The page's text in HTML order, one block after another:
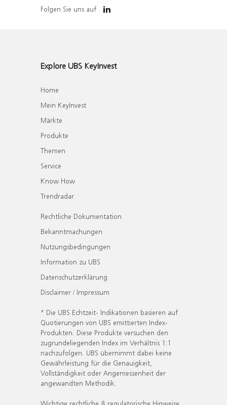
Folgen Sie uns auf
Explore UBS KeyInvest
Home
Mein KeyInvest
Märkte
Produkte
Themen
Service
Know How
Trendradar
Rechtliche Dokumentation
Bekanntmachungen
Nutzungsbedingungen
Information zu UBS
Datenschutzerklärung
Disclaimer / Impressum
* Die UBS Echtzeit- Indikationen basieren auf
Quotierungen von UBS emittierten Index-
Produkten. Diese Produkte versuchen den
zugrundeliegenden Index im Verhältnis 1:1
nachzufolgen. UBS übernimmt dabei keine
Gewährleistung für die Genauigkeit,
Vollständigkeit oder Angemessenheit der
angewandten Methodik.